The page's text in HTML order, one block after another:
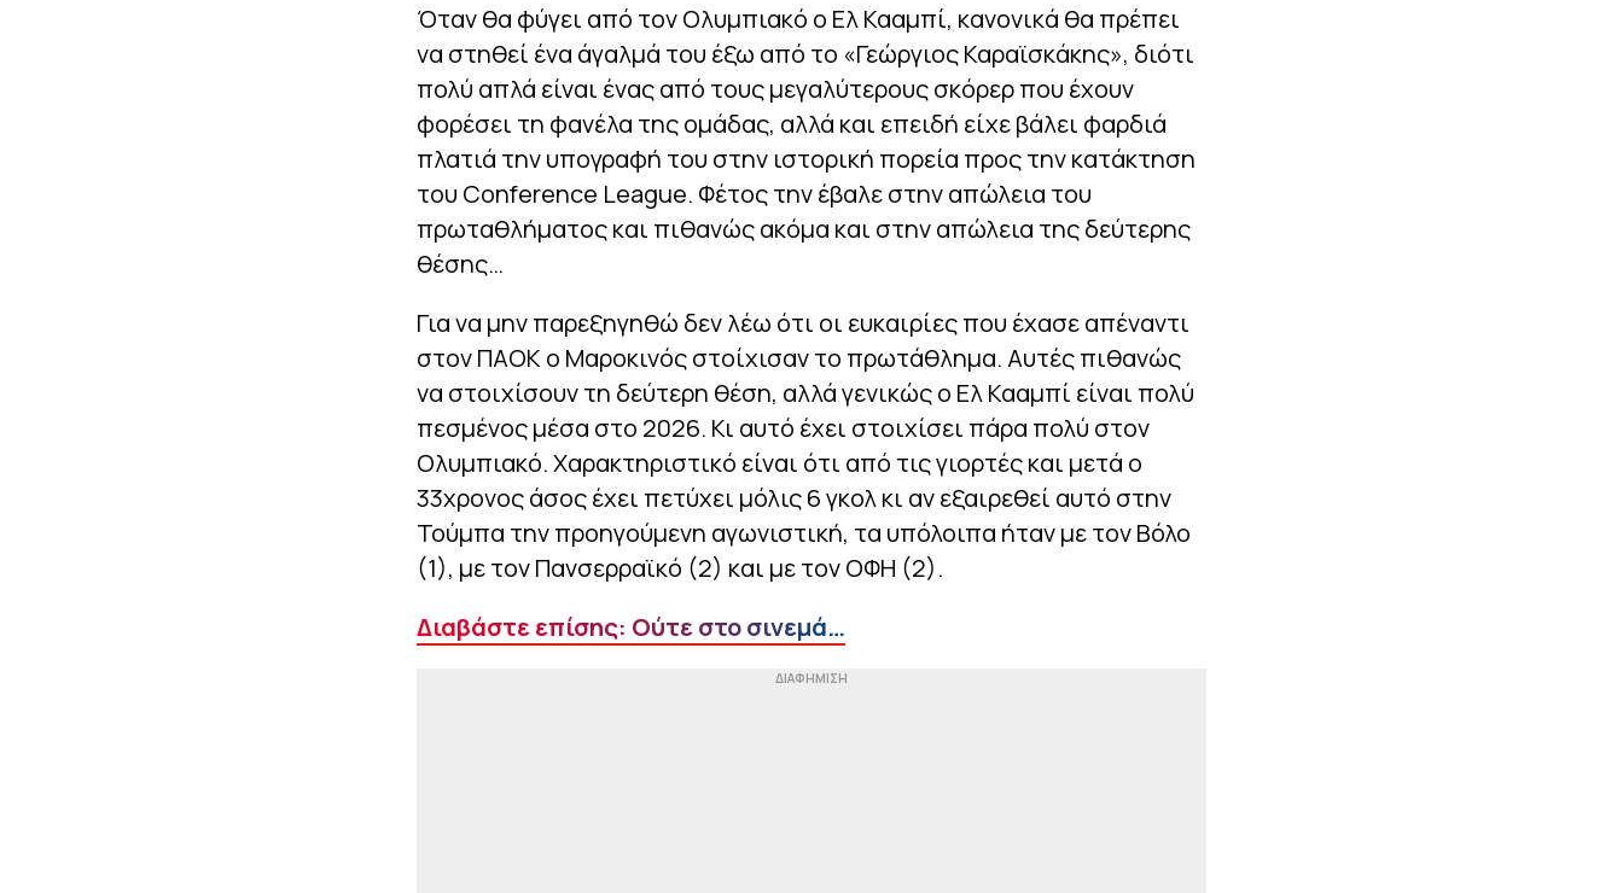
Όταν θα φύγει από τον Ολυμπιακό ο Ελ Κααμπί, κανονικά θα πρέπει
να στηθεί ένα άγαλμά του έξω από το «Γεώργιος Καραϊσκάκης», διότι
πολύ απλά είναι ένας από τους μεγαλύτερους σκόρερ που έχουν
φορέσει τη φανέλα της ομάδας, αλλά και επειδή είχε βάλει φαρδιά
πλατιά την υπογραφή του στην ιστορική πορεία προς την κατάκτηση
του Conference League. Φέτος την έβαλε στην απώλεια του
πρωταθλήματος και πιθανώς ακόμα και στην απώλεια της δεύτερης
θέσης…
Για να μην παρεξηγηθώ δεν λέω ότι οι ευκαιρίες που έχασε απέναντι
στον ΠΑΟΚ ο Μαροκινός στοίχισαν το πρωτάθλημα. Αυτές πιθανώς
να στοιχίσουν τη δεύτερη θέση, αλλά γενικώς ο Ελ Κααμπί είναι πολύ
πεσμένος μέσα στο 2026. Κι αυτό έχει στοιχίσει πάρα πολύ στον
Ολυμπιακό. Χαρακτηριστικό είναι ότι από τις γιορτές και μετά ο
33χρονος άσος έχει πετύχει μόλις 6 γκολ κι αν εξαιρεθεί αυτό στην
Τούμπα την προηγούμενη αγωνιστική, τα υπόλοιπα ήταν με τον Βόλο
(1), με τον Πανσερραϊκό (2) και με τον ΟΦΗ (2).
Διαβάστε επίσης: Ούτε στο σινεμά…